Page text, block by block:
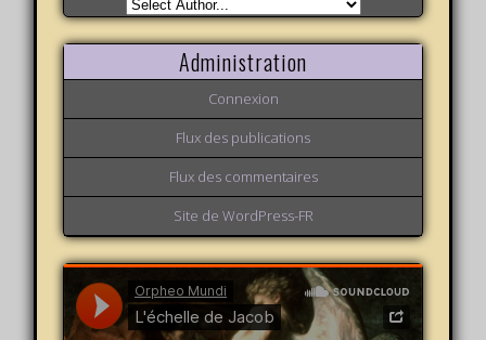
Administration
Connexion
Flux des publications
Flux des commentaires
Site de WordPress-FR